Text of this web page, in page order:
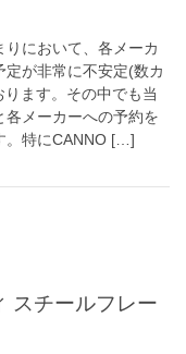
において、各メーカ
が非常に不安定(数カ
ます。その中でも当
各メーカーへの予約を
。特にCANNO […]